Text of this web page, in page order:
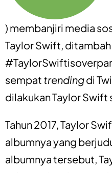
) membanjiri media
Taylor Swift, ditambah
sempat trendingdi
dilakukan Taylor Swift
Tahun 2017, Taylor
albumnya yang
albumnya tersebut,